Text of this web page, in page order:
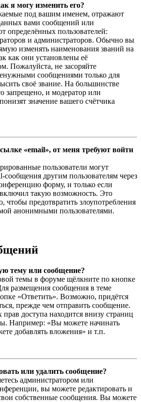
я могу изменить его?
под вашим именем, отражают
вами сообщений или
определённых пользователей:
и администраторов. Обычно вы
изменять наименования званий на
как они установлены её
Пожалуйста, не засоряйте
сообщениями только для
своё звание. На большинстве
запрещено, и модератор или
значение вашего счётчика
«email», от меня требуют войти
пользователи могут
сообщения другим пользователям через
форму, и только если
такую возможность. Это
чтобы предотвратить злоупотребления
анонимными пользователями.
тему или сообщение?
темы в форуме щёлкните по кнопке
размещения сообщения в теме
«Ответить». Возможно, придётся
прежде чем отправить сообщение.
доступа находится внизу страниц
Например: «Вы можете начинать
добавлять вложения» и т.п.
или удалить сообщение?
администратором или
вы можете редактировать и
собственные сообщения. Вы можете